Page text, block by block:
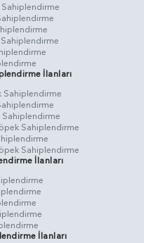
İlanları
Sahiplendirme
Sahiplendirme
Sahiplendirme
İlanları
İlanları